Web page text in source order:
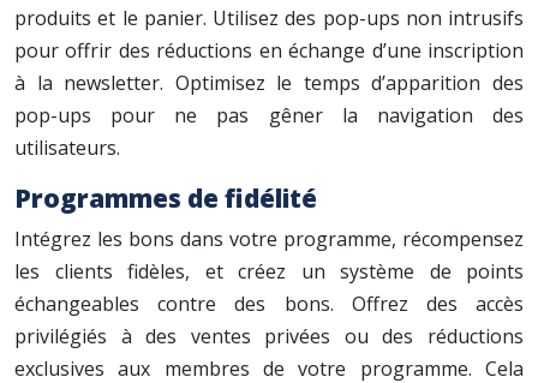
produits et le panier. Utilisez des pop-ups non intrusifs
pour offrir des réductions en échange d’une inscription
à la newsletter. Optimisez le temps d’apparition des
pop-ups pour ne pas gêner la navigation des
utilisateurs.
Programmes de fidélité
Intégrez les bons dans votre programme, récompensez
les clients fidèles, et créez un système de points
échangeables contre des bons. Offrez des accès
privilégiés à des ventes privées ou des réductions
exclusives aux membres de votre programme. Cela